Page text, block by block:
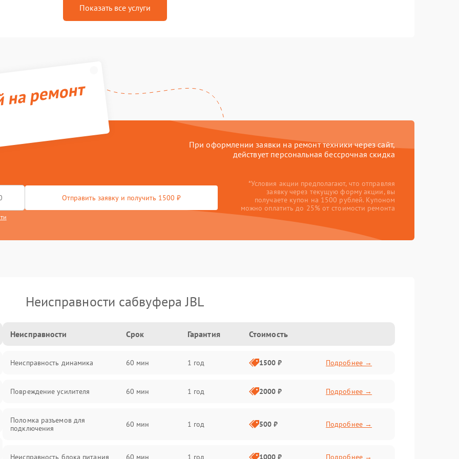
Показать все услуги
ремонт
При оформлении заявки на ремонт техники через сайт,
действует персональная бессрочная скидка
Отправить заявку и получить 1500 ₽
*Условия акции предполагают, что отправляя
заявку через текущую форму акции, вы
получаете купон на 1500 рублей. Купоном
можно оплатить до 25% от стоимости ремонта
Неисправности сабвуфера JBL
Неисправности Срок Гарантия Стоимость
Неисправность динамика 60 мин 1 год 1500 ₽ Подробнее →
Повреждение усилителя 60 мин 1 год 2000 ₽ Подробнее →
Поломка разъемов для
подключения
60 мин 1 год 500 ₽ Подробнее →
Неисправность блока питания 60 мин 1 год 1000 ₽ Подробнее →